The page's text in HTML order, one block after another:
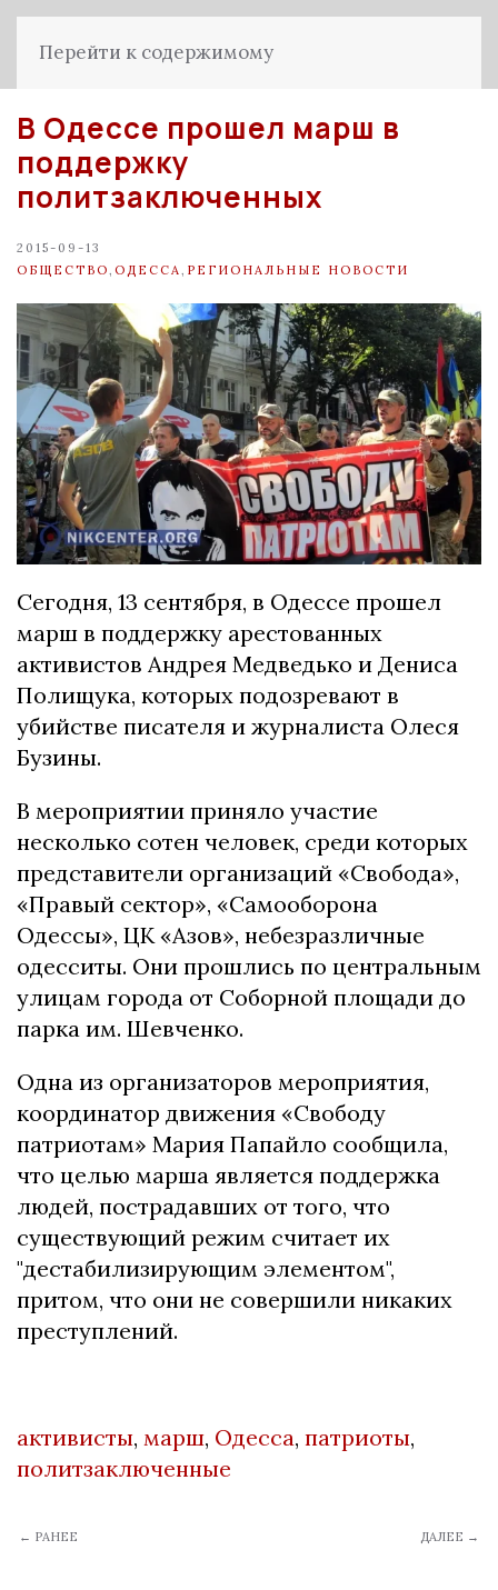
Перейти к содержимому
В Одессе прошел марш в
поддержку
политзаключенных
2015-09-13
ОБЩЕСТВО ОДЕССА РЕГИОНАЛЬНЫЕ НОВОСТИ
Сегодня, 13 сентября, в Одессе прошел
марш в поддержку арестованных
активистов Андрея Медведько и Дениса
Полищука, которых подозревают в
убийстве писателя и журналиста Олеся
Бузины.
В мероприятии приняло участие
несколько сотен человек, среди которых
представители организаций «Свобода»,
«Правый сектор», «Самооборона
Одессы», ЦК «Азов», небезразличные
одесситы. Они прошлись по центральным
улицам города от Соборной площади до
парка им. Шевченко.
Одна из организаторов мероприятия,
координатор движения «Свободу
патриотам» Мария Папайло сообщила,
что целью марша является поддержка
людей, пострадавших от того, что
существующий режим считает их
"дестабилизирующим элементом",
притом, что они не совершили никаких
преступлений.
активисты, марш, Одесса, патриоты,
политзаключенные
← РАНЕЕ ДАЛЕЕ →